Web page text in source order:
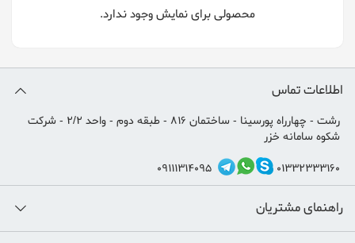
محصولی برای نمایش وجود ندارد.
اطلاعات تماس
رشت - چهارراه پورسینا - ساختمان 816 - طبقه دوم - واحد 2/2 - شرکت
شکوه سامانه خزر
01332333160
09111314095
راهنمای مشتریان